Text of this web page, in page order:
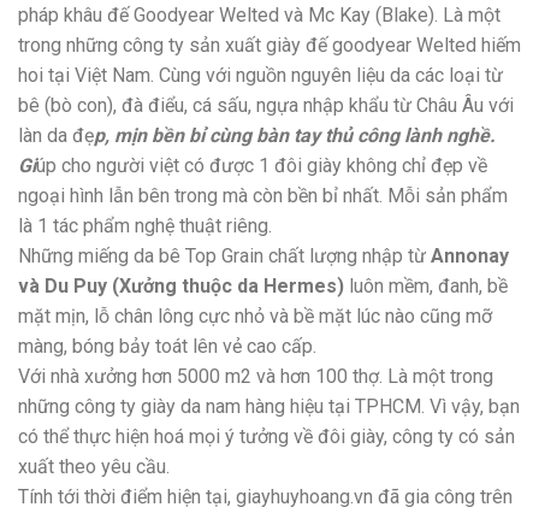
pháp khâu đế Goodyear Welted và Mc Kay (Blake). Là một
trong những công ty sản xuất giày đế goodyear Welted hiếm
hoi tại Việt Nam. Cùng với nguồn nguyên liệu da các loại từ
bê (bò con), đà điểu, cá sấu, ngựa nhập khẩu từ Châu Âu với
làn da đẹp, mịn bền bỉ cùng bàn tay thủ công lành nghề.
Giúp cho người việt có được 1 đôi giày không chỉ đẹp về
ngoại hình lẫn bên trong mà còn bền bỉ nhất. Mỗi sản phẩm
là 1 tác phẩm nghệ thuật riêng.
Những miếng da bê Top Grain chất lượng nhập từ Annonay
và Du Puy (Xưởng thuộc da Hermes) luôn mềm, đanh, bề
mặt mịn, lỗ chân lông cực nhỏ và bề mặt lúc nào cũng mỡ
màng, bóng bảy toát lên vẻ cao cấp.
Với nhà xưởng hơn 5000 m2 và hơn 100 thợ. Là một trong
những công ty giày da nam hàng hiệu tại TPHCM. Vì vậy, bạn
có thể thực hiện hoá mọi ý tưởng về đôi giày, công ty có sản
xuất theo yêu cầu.
Tính tới thời điểm hiện tại, giayhuyhoang.vn đã gia công trên